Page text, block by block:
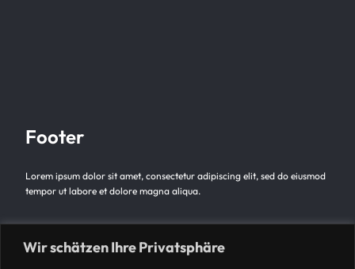
Wir schätzen Ihre Privatsphäre
Footer
Lorem ipsum dolor sit amet, consectetur adipiscing elit, sed do eiusmod
tempor ut labore et dolore magna aliqua.
Footer